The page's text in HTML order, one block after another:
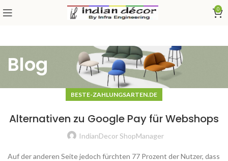
0
Blog
BESTE-ZAHLUNGSARTEN.DE
Alternativen zu Google Pay für Webshops
IndianDecor ShopManager
Auf der anderen Seite jedoch fürchten 77 Prozent der Nutzer, dass